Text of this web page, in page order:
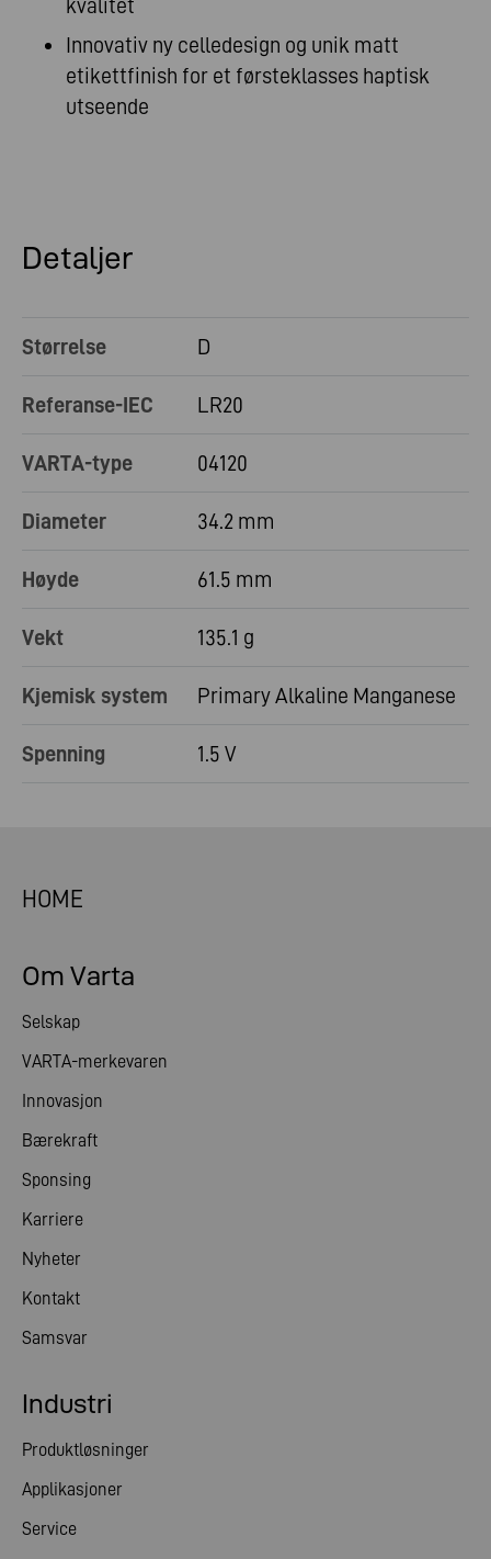
kvalitet
Innovativ ny celledesign og unik matt
etikettfinish for et førsteklasses haptisk
utseende
Detaljer
Størrelse D
Referanse-IEC LR20
VARTA-type 04120
Diameter 34.2 mm
Høyde 61.5 mm
Vekt 135.1 g
Kjemisk system Primary Alkaline Manganese
Spenning 1.5 V
HOME
Om Varta
Selskap
VARTA-merkevaren
Innovasjon
Bærekraft
Sponsing
Karriere
Nyheter
Kontakt
Samsvar
Industri
Produktløsninger
Applikasjoner
Service